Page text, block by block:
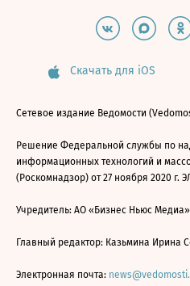
Скачать для iOS
Сетевое издание Ведомости
Решение Федеральной службы по
информационных технологий и
(Роскомнадзор) от 27 ноября 2020 г.
Учредитель: АО «Бизнес Ньюс Медиа»
Главный редактор: Казьмина Ирина
Электронная почта: